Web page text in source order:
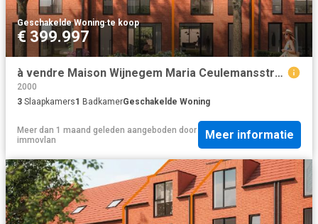
Geschakelde Woning·te koop
€ 399.997
à vendre Maison Wijnegem Maria Ceulemansstraat
2000
3 Slaapkamers1 BadkamerGeschakelde Woning
Meer dan 1 maand geleden aangeboden door
immovlan
Meer informatie